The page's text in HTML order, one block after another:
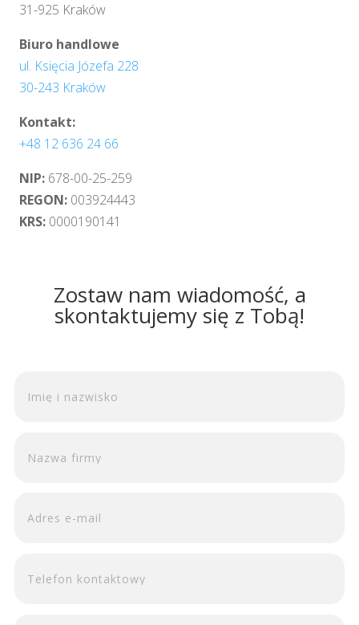
31-925 Kraków
Biuro handlowe
ul. Księcia Józefa 228
30-243 Kraków
Kontakt:
+48 12 636 24 66
NIP:678-00-25-259
REGON: 003924443
KRS: 0000190141
Zostaw nam wiadomość, a
skontaktujemy się z Tobą!